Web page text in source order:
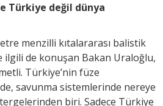
Türkiye değil dünya
menzilli kıtalararası balistik
ilgili de konuşan Bakan Uraloğlu,
Türkiye’nin füze
savunma sistemlerinde nereye
biri. Sadece Türkiye